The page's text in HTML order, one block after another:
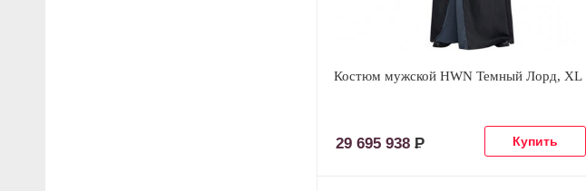
Костюм мужской HWN Темный Лорд, XL
29 695 938 Р